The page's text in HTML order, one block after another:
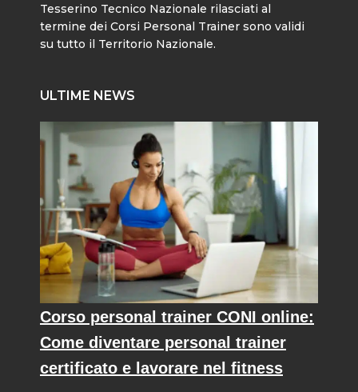
Tesserino Tecnico Nazionale rilasciati al
termine dei Corsi Personal Trainer sono validi
su tutto il Territorio Nazionale.
ULTIME NEWS
Corso personal trainer CONI online:
Come diventare personal trainer
certificato e lavorare nel fitness